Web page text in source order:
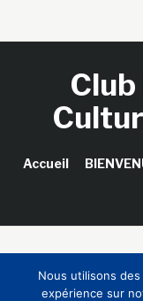
Accueil
Nous utilisons
expérience sur